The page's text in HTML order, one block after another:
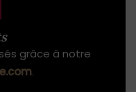
grâce à notre
.